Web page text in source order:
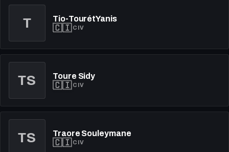
T Tio-TourétYanis
🇨🇮CIV
TS Toure Sidy
🇨🇮CIV
TS Traore Souleymane
🇨🇮CIV